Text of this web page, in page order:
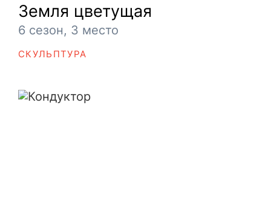
Земля цветущая
6 сезон, 3 место
СКУЛЬПТУРА
Кондуктор